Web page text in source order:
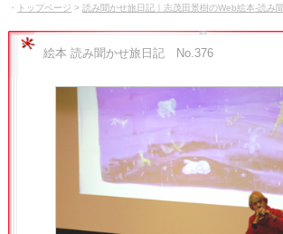
・ トップページ > 読み聞かせ旅日記｜志茂田景樹のWeb絵本-読み
絵本 読み聞かせ旅日記 No.376